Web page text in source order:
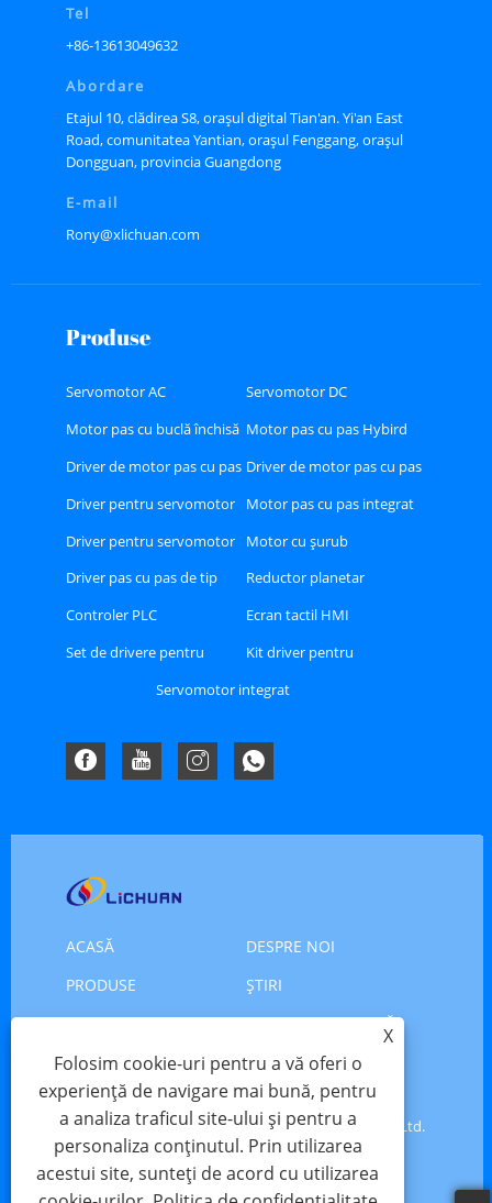
Tel
+86-13613049632
Abordare
Etajul 10, clădirea S8, orașul digital Tian'an. Yi'an East
Road, comunitatea Yantian, orașul Fenggang, orașul
Dongguan, provincia Guangdong
E-mail
Rony@xlichuan.com
Produse
Servomotor AC
Servomotor DC
Motor pas cu buclă închisă Motor pas cu pas Hybird
Driver de motor pas cu pas
Hybird
Driver de motor pas cu pas
cu buclă închisă
Driver pentru servomotor
AC
Motor pas cu pas integrat
Driver pentru servomotor
DC
Motor cu șurub
Driver pas cu pas de tip
RS485 sau CAN sau
Ethercat
Reductor planetar
Controler PLC
Ecran tactil HMI
Set de drivere pentru
servomotor AC Ethercat
Kit driver pentru
servomotoare AC A8
Servomotor integrat
ACASĂ
DESPRE NOI
PRODUSE
ŞTIRI
DESCARCA
TRIMITE O ANCHETĂ
CONTACTAŢI-NE
Copyright © 2025 Shenzhen Xinlichuan Electric Co., Ltd.
- Servomotor, servomotor, motor pas cu pas - Toate
drepturile rezervate
X
Folosim cookie-uri pentru a vă oferi o
experiență de navigare mai bună, pentru
a analiza traficul site-ului și pentru a
personaliza conținutul. Prin utilizarea
acestui site, sunteți de acord cu utilizarea